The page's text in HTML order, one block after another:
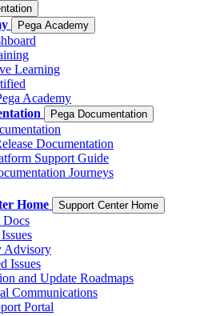
Pega Academy
Learning
Academy
Pega Documentation
Documentation
Support Guide
Journeys
Home Support Center Home
Docs
Advisory
Issues
and Update Roadmaps
Communications
Portal